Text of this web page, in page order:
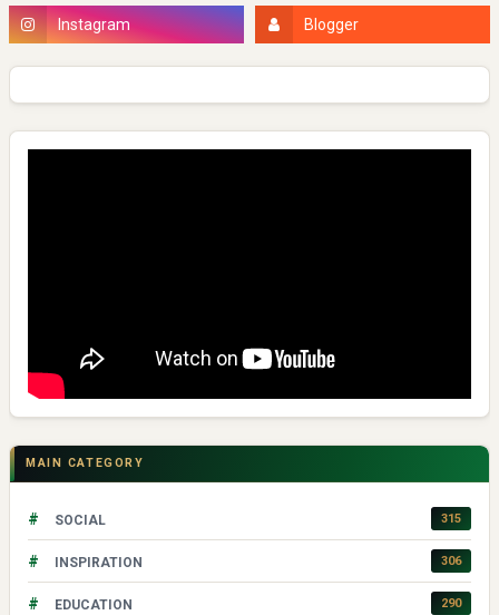
MAIN CATEGORY
# SOCIAL 315
# INSPIRATION 306
# EDUCATION 290